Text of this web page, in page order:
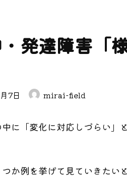
・発達障害「
7日 mirai-field
に「変化に対応しづらい」
か例を挙げて見ていきたい